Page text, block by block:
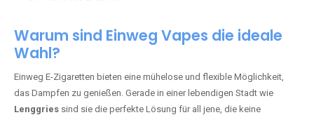
Warum sind Einweg Vapes die ideale
Wahl?
Einweg E-Zigaretten bieten eine mühelose und flexible Möglichkeit,
das Dampfen zu genießen. Gerade in einer lebendigen Stadt wie
Lenggries sind sie die perfekte Lösung für all jene, die keine